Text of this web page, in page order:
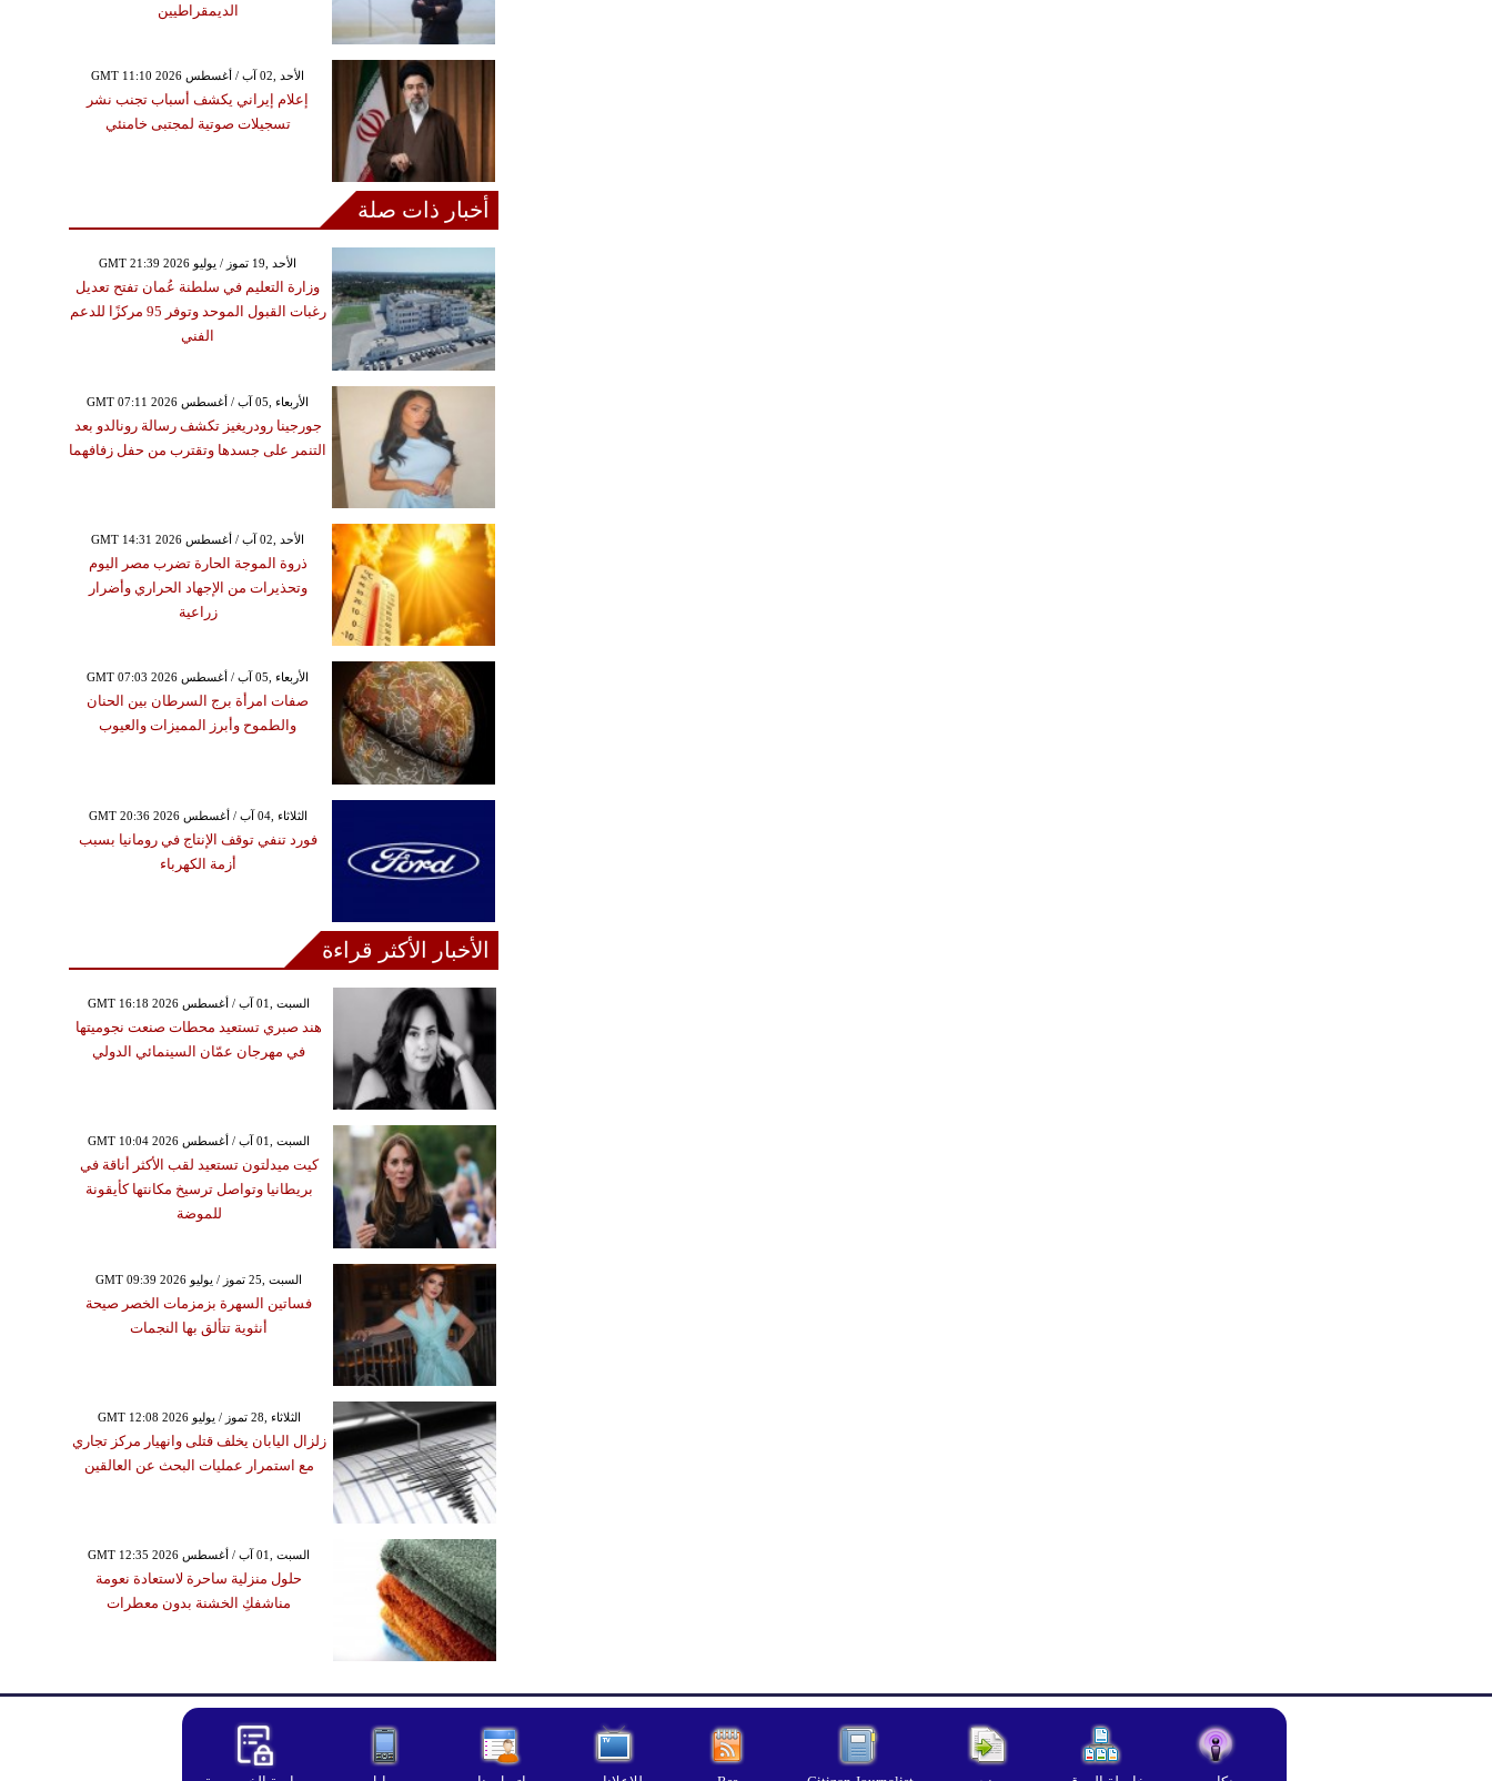
الديمقراطيين
GMT 11:10 2026 الأحد ,02 آب / أغسطس
إعلام إيراني يكشف أسباب تجنب نشر
تسجيلات صوتية لمجتبى خامنئي
أخبار ذات صلة
GMT 21:39 2026 الأحد ,19 تموز / يوليو
وزارة التعليم في سلطنة عُمان تفتح تعديل
رغبات القبول الموحد وتوفر 95 مركزًا للدعم
الفني
GMT 07:11 2026 الأربعاء ,05 آب / أغسطس
جورجينا رودريغيز تكشف رسالة رونالدو بعد
التنمر على جسدها وتقترب من حفل زفافهما
GMT 14:31 2026 الأحد ,02 آب / أغسطس
ذروة الموجة الحارة تضرب مصر اليوم
وتحذيرات من الإجهاد الحراري وأضرار
زراعية
GMT 07:03 2026 الأربعاء ,05 آب / أغسطس
صفات امرأة برج السرطان بين الحنان
والطموح وأبرز المميزات والعيوب
GMT 20:36 2026 الثلاثاء ,04 آب / أغسطس
فورد تنفي توقف الإنتاج في رومانيا بسبب
أزمة الكهرباء
الأخبار الأكثر قراءة
GMT 16:18 2026 السبت ,01 آب / أغسطس
هند صبري تستعيد محطات صنعت نجوميتها
في مهرجان عمّان السينمائي الدولي
GMT 10:04 2026 السبت ,01 آب / أغسطس
كيت ميدلتون تستعيد لقب الأكثر أناقة في
بريطانيا وتواصل ترسيخ مكانتها كأيقونة
للموضة
GMT 09:39 2026 السبت ,25 تموز / يوليو
فساتين السهرة بزمزمات الخصر صيحة
أنثوية تتألق بها النجمات
GMT 12:08 2026 الثلاثاء ,28 تموز / يوليو
زلزال اليابان يخلف قتلى وانهيار مركز تجاري
مع استمرار عمليات البحث عن العالقين
GMT 12:35 2026 السبت ,01 آب / أغسطس
حلول منزلية ساحرة لاستعادة نعومة
مناشفكِ الخشنة بدون معطرات